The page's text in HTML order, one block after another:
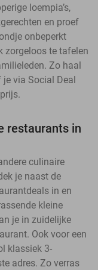
loempia’s,
en proef
onbeperkt
zorgeloos te tafelen
Zo haal
via Social Deal
restaurants in
culinaire
je naast de
in en
kleine
je in zuidelijke
Ook voor een
klassiek 3-
adres. Zo verras